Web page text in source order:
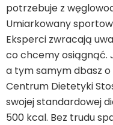
potrzebuje z
Umiarkowany
Eksperci zwracają
co chcemy osiągnąć.
a tym samym dbasz
Centrum Dietetyki
swojej standardowej
500 kcal. Bez trudu